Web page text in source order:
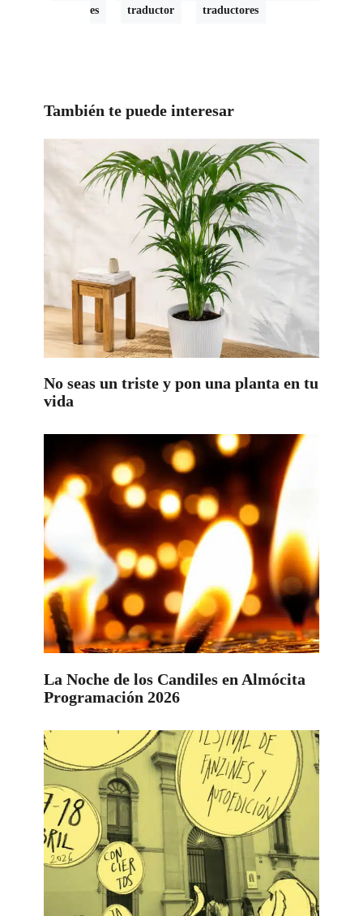
es
traductor traductores
También te puede interesar
No seas un triste y pon una planta en tu
vida
La Noche de los Candiles en Almócita
Programación 2026